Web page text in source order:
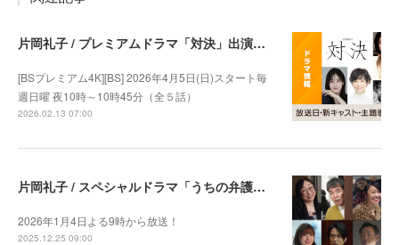
片岡礼子 / プレミアムドラマ「対決」出演決定
[BSプレミアム4K][BS] 2026年4月5日(日)スタート毎
週日曜 夜10時～10時45分（全５話）
2026.02.13 07:00
片岡礼子 / スペシャルドラマ「うちの弁護士はまたしても手がかかる」出演決定
2026年1月4日よる9時から放送！
2025.12.25 09:00